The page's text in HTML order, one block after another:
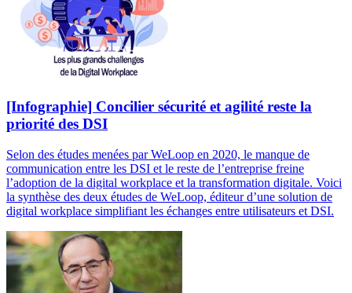
[Infographie] Concilier sécurité et agilité reste la
priorité des DSI
Selon des études menées par WeLoop en 2020, le manque de
communication entre les DSI et le reste de l’entreprise freine
l’adoption de la digital workplace et la transformation digitale. Voici
la synthèse des deux études de WeLoop, éditeur d’une solution de
digital workplace simplifiant les échanges entre utilisateurs et DSI.